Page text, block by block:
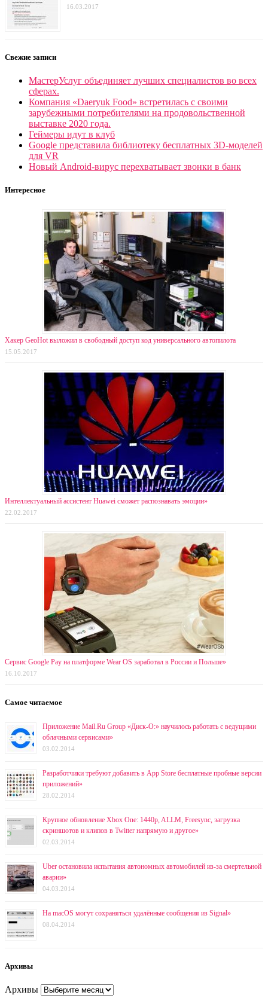
16.03.2017
Свежие записи
МастерУслуг объединяет лучших специалистов во всех
сферах.
Компания «Daeryuk Food» встретилась с своими
зарубежными потребителями на продовольственной
выставке 2020 года.
Геймеры идут в клуб
Google представила библиотеку бесплатных 3D-моделей
для VR
Новый Android-вирус перехватывает звонки в банк
Интересное
Хакер GeoHot выложил в свободный доступ код универсального автопилота
15.05.2017
Интеллектуальный ассистент Huawei сможет распознавать эмоции»
22.02.2017
Сервис Google Pay на платформе Wear OS заработал в России и Польше»
16.10.2017
Самое читаемое
Приложение Mail.Ru Group «Диск-О:» научилось работать с ведущими
облачными сервисами»
03.02.2014
Разработчики требуют добавить в App Store бесплатные пробные версии
приложений»
28.02.2014
Крупное обновление Xbox One: 1440p, ALLM, Freesync, загрузка
скриншотов и клипов в Twitter напрямую и другое»
02.03.2014
Uber остановила испытания автономных автомобилей из-за смертельной
аварии»
04.03.2014
На macOS могут сохраняться удалённые сообщения из Signal»
08.04.2014
Архивы
Архивы